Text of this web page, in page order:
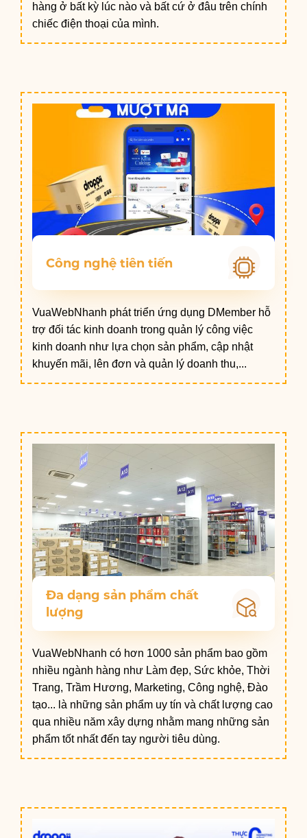
hàng ở bất kỳ lúc nào và bất cứ ở đâu trên chính
chiếc điện thoại của mình.
Công nghệ tiên tiến
VuaWebNhanh phát triển ứng dụng DMember hỗ
trợ đối tác kinh doanh trong quản lý công việc
kinh doanh như lựa chọn sản phẩm, cập nhật
khuyến mãi, lên đơn và quản lý doanh thu,...
Đa dạng sản phẩm chất
lượng
VuaWebNhanh có hơn 1000 sản phẩm bao gồm
nhiều ngành hàng như Làm đẹp, Sức khỏe, Thời
Trang, Trầm Hương, Marketing, Công nghệ, Đào
tạo... là những sản phẩm uy tín và chất lượng cao
qua nhiều năm xây dựng nhằm mang những sản
phẩm tốt nhất đến tay người tiêu dùng.